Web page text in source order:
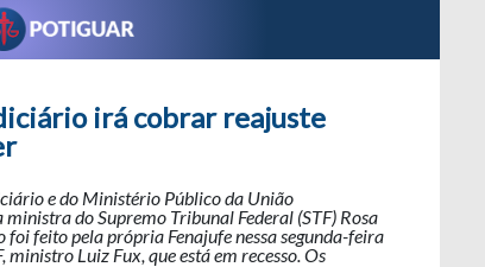
irá cobrar reajuste
e do Ministério Público da União
do Supremo Tribunal Federal (STF) Rosa
feito pela própria Fenajufe nessa segunda-feira
Luiz Fux, que está em recesso. Os